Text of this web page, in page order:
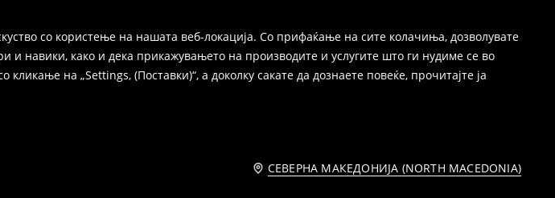
со користење на нашата веб-локација. Со прифаќање на сите колачиња, дозволувате
навики, како и дека прикажувањето на производите и услугите што ги нудиме се во
на „Settings, (Поставки)“, а доколку сакате да дознаете повеќе, прочитајте ја
СЕВЕРНА МАКЕДОНИЈА (NORTH MACEDONIA)